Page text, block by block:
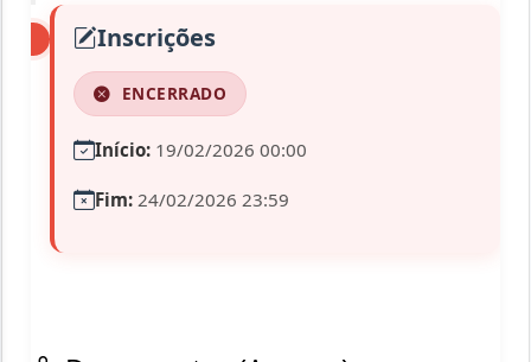
Inscrições
ENCERRADO
Início: 19/02/2026 00:00
Fim: 24/02/2026 23:59